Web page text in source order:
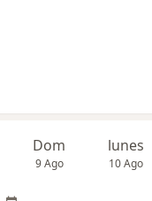
Dom
9 Ago
lunes
10 Ago